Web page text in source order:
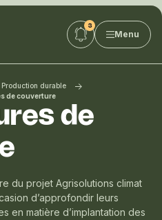
Menu
Production durable
de couverture
de
du projet Agrisolutions climat
d’approfondir leurs
en matière d’implantation des